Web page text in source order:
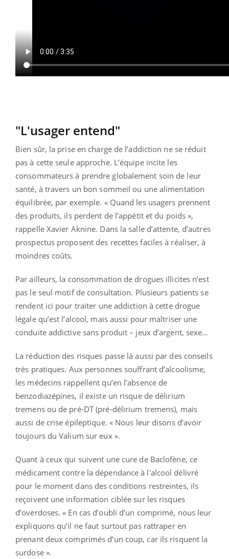
"L'usager entend"
Bien sûr, la prise en charge de l’addiction ne se réduit
pas à cette seule approche. L’équipe incite les
consommateurs à prendre globalement soin de leur
santé, à travers un bon sommeil ou une alimentation
équilibrée, par exemple. « Quand les usagers prennent
des produits, ils perdent de l’appétit et du poids »,
rappelle Xavier Aknine. Dans la salle d’attente, d’autres
prospectus proposent des recettes faciles à réaliser, à
moindres coûts.
Par ailleurs, la consommation de drogues illicites n’est
pas le seul motif de consultation. Plusieurs patients se
rendent ici pour traiter une addiction à cette drogue
légale qu’est l’alcool, mais aussi pour maîtriser une
conduite addictive sans produit – jeux d’argent, sexe…
La réduction des risques passe là aussi par des conseils
très pratiques. Aux personnes souffrant d’alcoolisme,
les médecins rappellent qu’en l’absence de
benzodiazépines, il existe un risque de délirium
tremens ou de pré-DT (pré-délirium tremens), mais
aussi de crise épileptique. « Nous leur disons d’avoir
toujours du Valium sur eux ».
Quant à ceux qui suivent une cure de Baclofène, ce
médicament contre la dépendance à l'alcool délivré
pour le moment dans des conditions restreintes, ils
reçoivent une information ciblée sur les risques
d’overdoses. « En cas d’oubli d’un comprimé, nous leur
expliquons qu’il ne faut surtout pas rattraper en
prenant deux comprimés d’un coup, car ils risquent la
surdose ».